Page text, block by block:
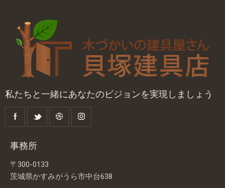
私たちと一緒にあなたのビジョンを実現しましょう
事務所
〒300-0133
茨城県かすみがうら市中台638